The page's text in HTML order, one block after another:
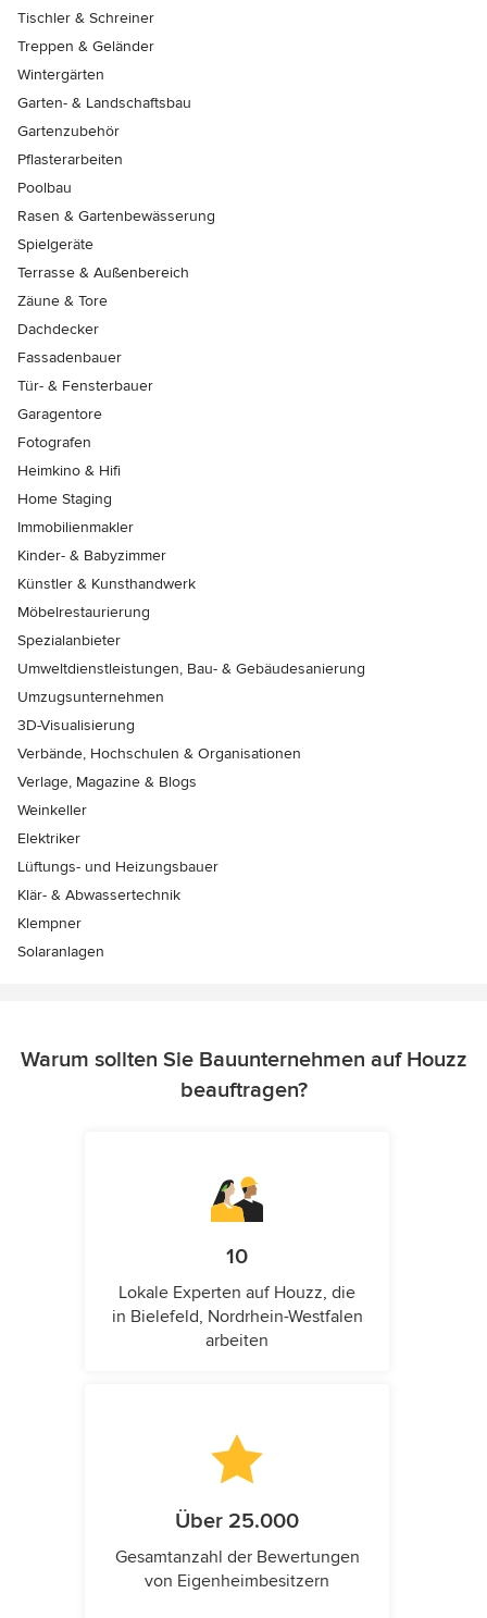
Tischler & Schreiner
Treppen & Geländer
Wintergärten
Garten- & Landschaftsbau
Gartenzubehör
Pflasterarbeiten
Poolbau
Rasen & Gartenbewässerung
Spielgeräte
Terrasse & Außenbereich
Zäune & Tore
Dachdecker
Fassadenbauer
Tür- & Fensterbauer
Garagentore
Fotografen
Heimkino & Hifi
Home Staging
Immobilienmakler
Kinder- & Babyzimmer
Künstler & Kunsthandwerk
Möbelrestaurierung
Spezialanbieter
Umweltdienstleistungen, Bau- & Gebäudesanierung
Umzugsunternehmen
3D-Visualisierung
Verbände, Hochschulen & Organisationen
Verlage, Magazine & Blogs
Weinkeller
Elektriker
Lüftungs- und Heizungsbauer
Klär- & Abwassertechnik
Klempner
Solaranlagen
Warum sollten Sie Bauunternehmen auf Houzz
beauftragen?
10
Lokale Experten auf Houzz, die
in Bielefeld, Nordrhein-Westfalen
arbeiten
Über 25.000
Gesamtanzahl der Bewertungen
von Eigenheimbesitzern